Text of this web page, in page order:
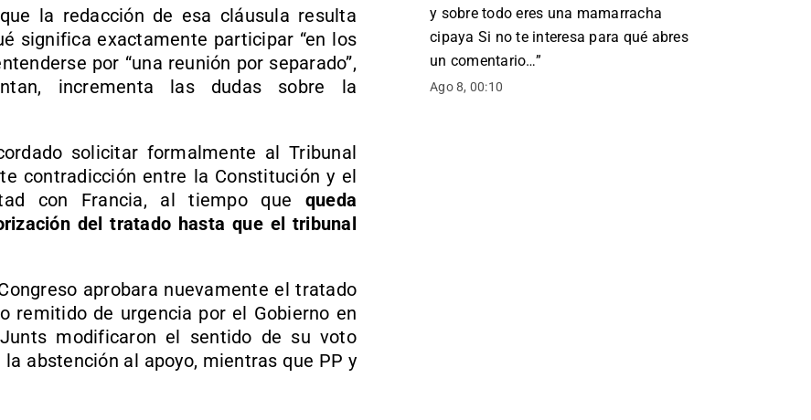
la redacción de esa cláusula resulta
significa exactamente participar “en los
por “una reunión por separado”,
incrementa las dudas sobre la
solicitar formalmente al Tribunal
contradicción entre la Constitución y el
con Francia, al tiempo que queda
del tratado hasta que el tribunal
aprobara nuevamente el tratado
remitido de urgencia por el Gobierno en
modificaron el sentido de su voto
abstención al apoyo, mientras que PP y
y sobre todo eres una mamarracha
cipaya Si no te interesa para qué abres
un comentario…”
Ago 8, 00:10